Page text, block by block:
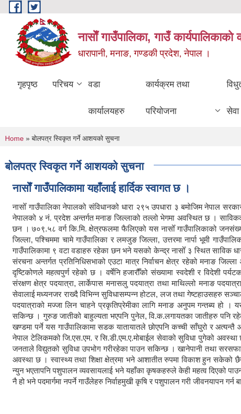
Skip to main content
नासाेँ गाउँपालिका, गाउँ कार्यपालिकाकाे
धारापानी, मनाङ, गण्डकी प्रदेश, नेपाल ।
गृहपृष्ठ परिचय वडा
कार्यालयहरु
कार्यक्रम तथा
परियोजना सेवा
You are here
Home » बोलपत्र स्विकृत गर्ने आशयको सुचना
बोलपत्र स्विकृत गर्ने आशयको सुचना
नासाेँ गाउँपालिकामा यहाँलाई हार्दिक स्वागत छ ।
नासोँ गाउँपालिका नेपालको संविधानको धारा २९५ उपधारा ३ बमोजिम नेपाल
नेपालको ४ नं. प्रदेश अन्तर्गत मनाङ जिल्लाको तल्लो भेगमा अवस्थित छ ।
छन । ७०९.५८ वर्ग कि.मि. क्षेत्रफलमा फैलिएको यस नासोँ गाउँपालिकाको
जिल्ला, पश्चिममा चामे गाउँपालिका र लमजुङ जिल्ला, उत्तरमा नार्पा भूमी
गाउँपालिकामा ९ वटा वडाहरु रहेका छन भने यसको केन्द्र नासोँ ३ स्थित साविक
संरचना अन्तर्गत प्रतिनिधिसभाको एउटा मात्र निर्वाचन क्षेत्र रहेको मनाङ
दृष्टिकोणले महत्वपुर्ण रहेको छ । वर्षेनि हजारौँको संख्यामा स्वदेशी र विदेशी
संरक्षण क्षेत्र पदयात्रा, लार्केपास मनासलु पदयात्रा तथा माथिल्लो मनाङ
सेवालाई मध्यनजर राख्दै विभिन्न सुविधासम्पन्न होटल, लज तथा गेष्टहाउसहरु
पदयात्राको मज्जा लिन चाहने प्रकृतिप्रेमीका लागि मनाङ अनुपम गन्तब्य हो । यस
सकिन्छ । गुरुङ जातीको बाहुल्यता भएपनि पुनेल, वि.क.लगायतका जातीहरु पनि
खण्डमा पर्ने यस गाउँपालिकामा सडक यातायातले छोएपनि कच्ची साँघुरो र
नेपाल टेलिकमको जि.एस.एम. र सि.डी.एम.ए.मोबाईल सेवाको सुविधा पुगेको
जनताले विद्युतको सुविधा उपभोग गरीरहेका पाउन सकिन्छ । खानेपानी तथा
अवस्था छ । स्वास्थ्य तथा शिक्षा क्षेत्रमा भने आशातीत रुपमा विकाश हुन सकेको
न्युन भएतापनि पशुपालन व्यवसायलाई भने यहाँका कृषकहरुले केही महत्व दिएको
नै हो भने पदमार्गमा नपर्ने गाउँलेहरु निर्वाहमुखी कृषि र पशुपालन गरी जीवनयापन गर्न